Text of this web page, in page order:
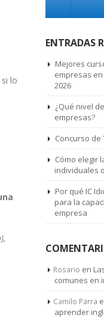
lo
ENTRADAS
Mejores
empresas
2026
¿Qué nivel
empresas?
Concurso de
Cómo elegir
individuales
Por qué IC
para la
empresa
Rosario en
comunes en
Camilo Parra
aprender